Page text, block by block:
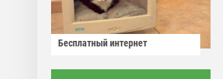
Бесплатный интернет